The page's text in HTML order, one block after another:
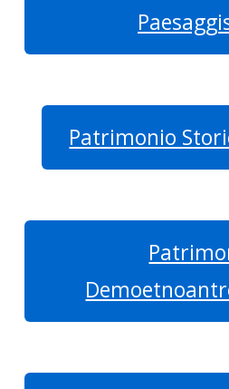
Patrimonio